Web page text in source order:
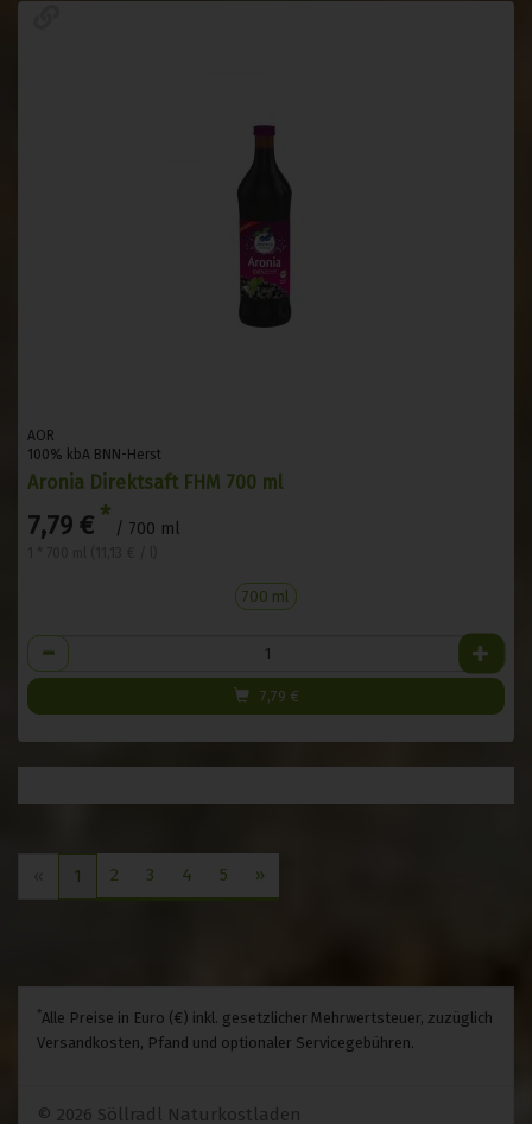
AOR
100% kbA BNN-Herst
Aronia Direktsaft FHM 700 ml
7,79 € * / 700 ml
700 ml
Anzahl
7,79 €
1 2 3 4 5 »
*Alle Preise in Euro (€) inkl. gesetzlicher Mehrwertsteuer, zuzüglich
Versandkosten, Pfand und optionaler Servicegebühren.
© 2026 Söllradl Naturkostladen